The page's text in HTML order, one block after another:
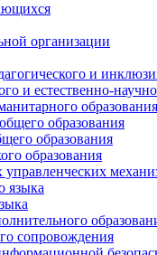
организации
и
и естественно-
образования
образования
образования
образования
языка
сопровождения